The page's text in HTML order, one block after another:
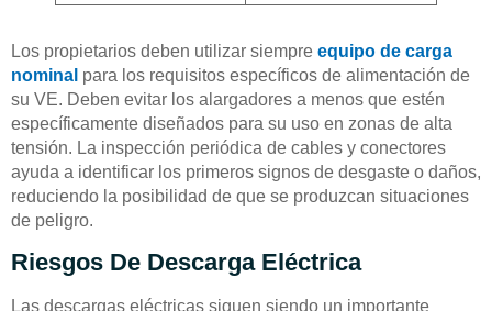
Los propietarios deben utilizar siempre equipo de carga
nominal para los requisitos específicos de alimentación de
su VE. Deben evitar los alargadores a menos que estén
específicamente diseñados para su uso en zonas de alta
tensión. La inspección periódica de cables y conectores
ayuda a identificar los primeros signos de desgaste o daños,
reduciendo la posibilidad de que se produzcan situaciones
de peligro.
Riesgos De Descarga Eléctrica
Las descargas eléctricas siguen siendo un importante